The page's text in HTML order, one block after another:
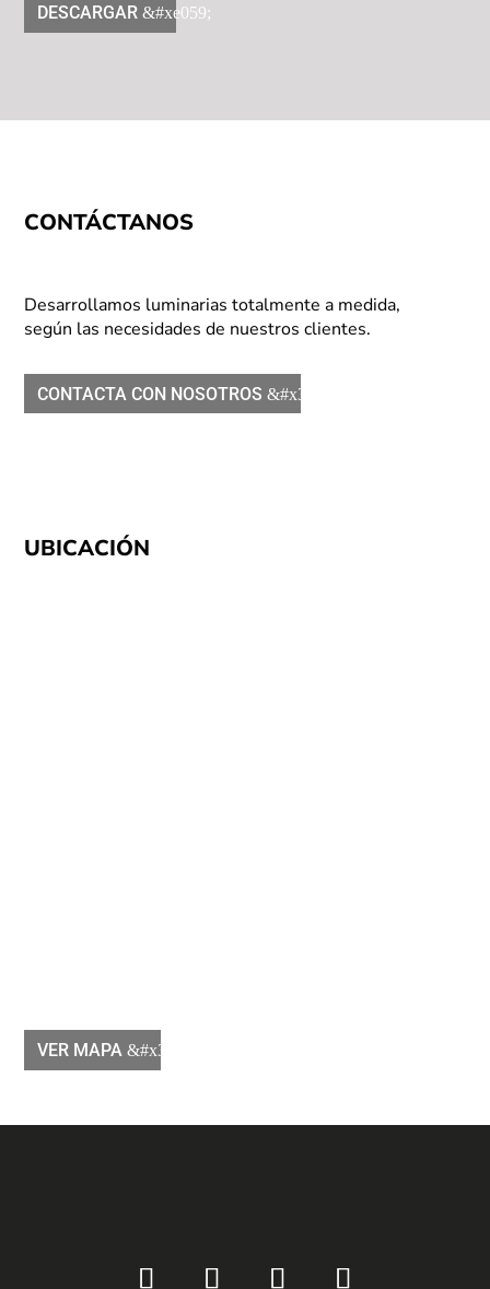
DESCARGAR
CONTÁCTANOS
Desarrollamos luminarias totalmente a medida,
según las necesidades de nuestros clientes.
CONTACTA CON NOSOTROS
UBICACIÓN
VER MAPA